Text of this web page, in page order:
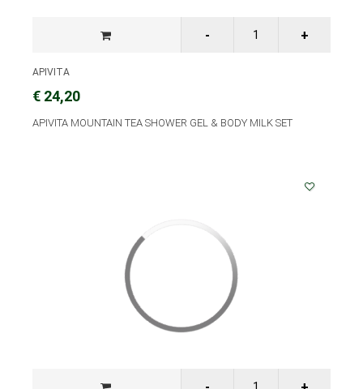
APIVITA
€ 24,20
APIVITA MOUNTAIN TEA SHOWER GEL & BODY MILK SET